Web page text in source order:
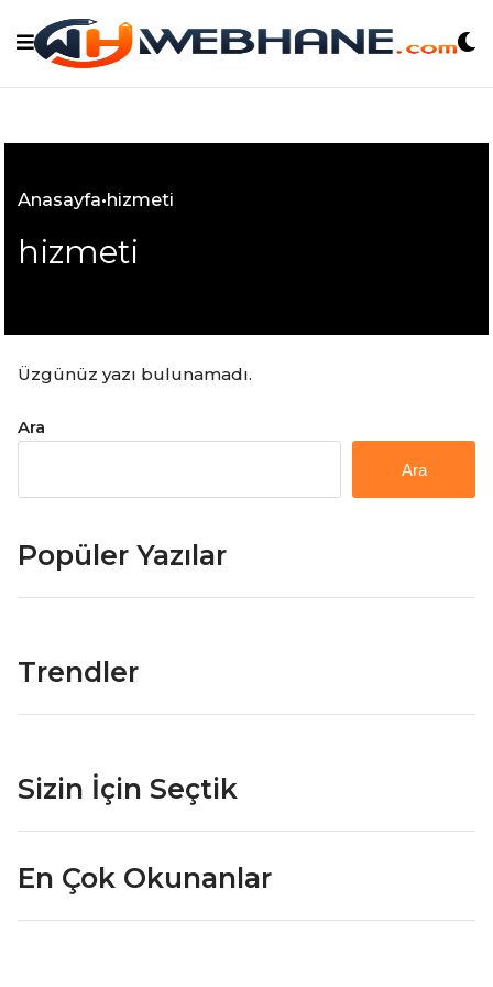
content
Anasayfa•hizmeti
hizmeti
Üzgünüz yazı bulunamadı.
Ara
Ara
Popüler Yazılar
Trendler
Sizin İçin Seçtik
En Çok Okunanlar